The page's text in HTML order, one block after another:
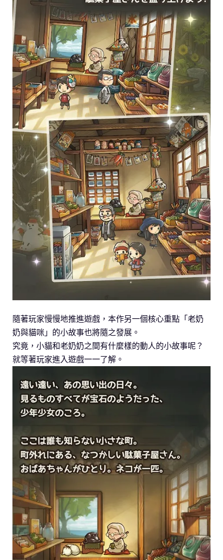
隨著玩家慢慢地推進遊戲，本作另一個核心重點「老奶
奶與貓咪」的小故事也將隨之發展。
究竟，小貓和老奶奶之間有什麼樣的動人的小故事呢？
就等著玩家進入遊戲一一了解。